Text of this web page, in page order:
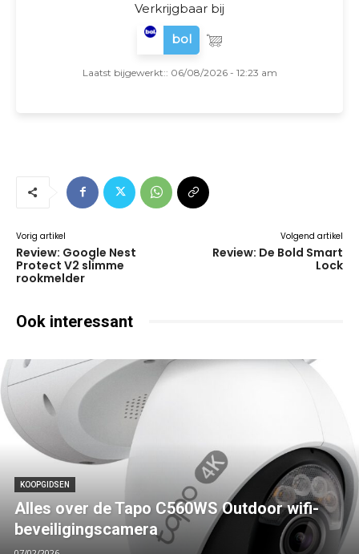
Verkrijgbaar bij
bol
Laatst bijgewerkt:: 06/08/2026 - 12:23 am
Vorig artikel
Review: Google Nest
Protect V2 slimme
rookmelder
Volgend artikel
Review: De Bold Smart
Lock
Ook interessant
KOOPGIDSEN
Alles over de Tapo C560WS Outdoor wifi-
beveiligingscamera